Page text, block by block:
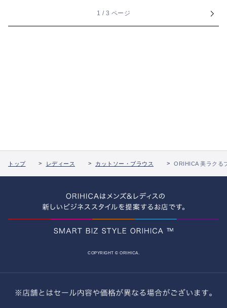
1 / 3 ページ
トップ レディース カットソー・ブラウス ORIHICA 美ラクる
COPYRIGHT © ORIHICA.